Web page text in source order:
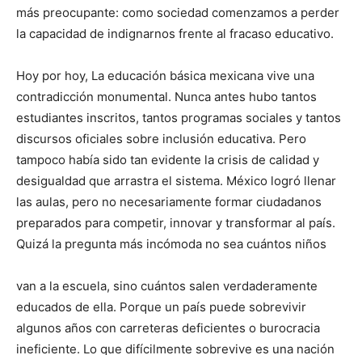
más preocupante: como sociedad comenzamos a perder
la capacidad de indignarnos frente al fracaso educativo.
Hoy por hoy, La educación básica mexicana vive una
contradicción monumental. Nunca antes hubo tantos
estudiantes inscritos, tantos programas sociales y tantos
discursos oficiales sobre inclusión educativa. Pero
tampoco había sido tan evidente la crisis de calidad y
desigualdad que arrastra el sistema. México logró llenar
las aulas, pero no necesariamente formar ciudadanos
preparados para competir, innovar y transformar al país.
Quizá la pregunta más incómoda no sea cuántos niños
van a la escuela, sino cuántos salen verdaderamente
educados de ella. Porque un país puede sobrevivir
algunos años con carreteras deficientes o burocracia
ineficiente. Lo que difícilmente sobrevive es una nación